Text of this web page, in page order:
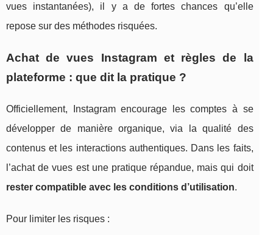
vues instantanées), il y a de fortes chances qu’elle
repose sur des méthodes risquées.
Achat de vues Instagram et règles de la
plateforme : que dit la pratique ?
Officiellement, Instagram encourage les comptes à se
développer de manière organique, via la qualité des
contenus et les interactions authentiques. Dans les faits,
l’achat de vues est une pratique répandue, mais qui doit
rester compatible avec les conditions d’utilisation.
Pour limiter les risques :